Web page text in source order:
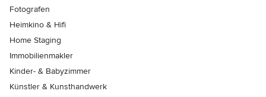
Fotografen
Heimkino & Hifi
Home Staging
Immobilienmakler
Kinder- & Babyzimmer
Künstler & Kunsthandwerk